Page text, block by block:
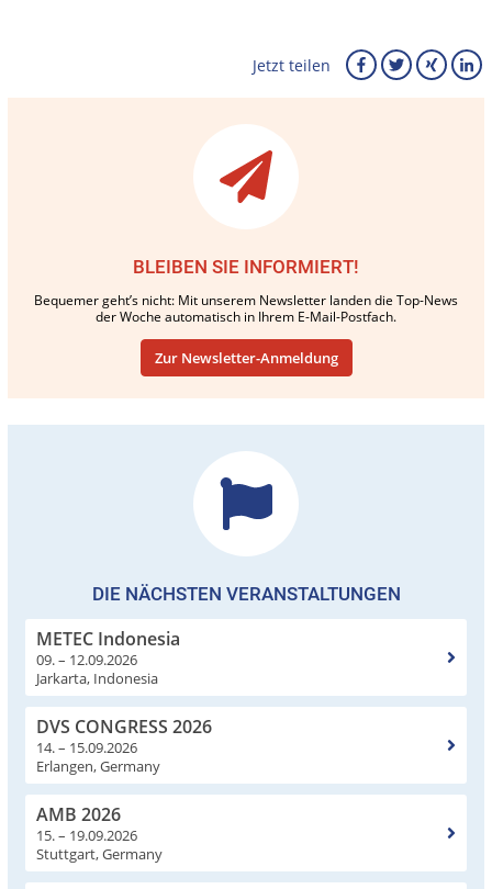
Jetzt teilen
BLEIBEN SIE INFORMIERT!
Bequemer geht’s nicht: Mit unserem Newsletter landen die Top-News
der Woche automatisch in Ihrem E-Mail-Postfach.
Zur Newsletter-Anmeldung
DIE NÄCHSTEN VERANSTALTUNGEN
METEC Indonesia
09. – 12.09.2026
Jarkarta, Indonesia
DVS CONGRESS 2026
14. – 15.09.2026
Erlangen, Germany
AMB 2026
15. – 19.09.2026
Stuttgart, Germany